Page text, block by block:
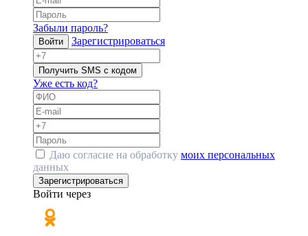
Забыли пароль?
Войти Зарегистрироваться
Получить SMS с кодом
Уже есть код?
Даю согласие на обработку моих персональных
данных
Зарегистрироваться
Войти через